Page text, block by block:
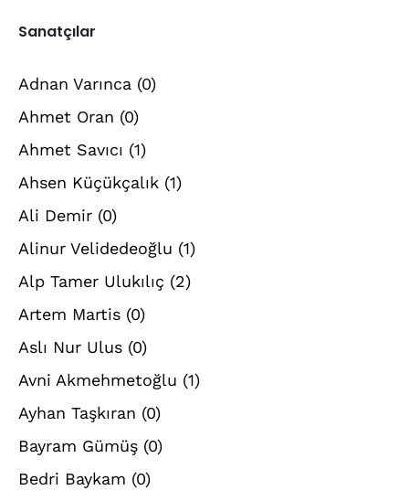
Sanatçılar
Adnan Varınca (0)
Ahmet Oran (0)
Ahmet Savıcı (1)
Ahsen Küçükçalık (1)
Ali Demir (0)
Alinur Velidedeoğlu (1)
Alp Tamer Ulukılıç (2)
Artem Martis (0)
Aslı Nur Ulus (0)
Avni Akmehmetoğlu (1)
Ayhan Taşkıran (0)
Bayram Gümüş (0)
Bedri Baykam (0)